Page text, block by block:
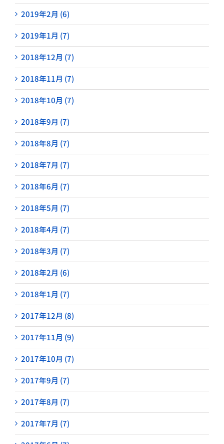
2019年2月 (6)
2019年1月 (7)
2018年12月 (7)
2018年11月 (7)
2018年10月 (7)
2018年9月 (7)
2018年8月 (7)
2018年7月 (7)
2018年6月 (7)
2018年5月 (7)
2018年4月 (7)
2018年3月 (7)
2018年2月 (6)
2018年1月 (7)
2017年12月 (8)
2017年11月 (9)
2017年10月 (7)
2017年9月 (7)
2017年8月 (7)
2017年7月 (7)